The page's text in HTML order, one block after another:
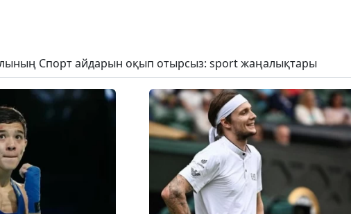
Спорт айдарын оқып отырсыз: sport жаңалықтары